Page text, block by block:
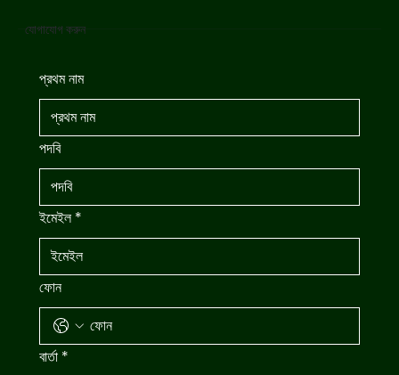
যোগাযোগ করুন
প্রথম নাম
পদবি
ইমেইল *
ফোন
বার্তা *